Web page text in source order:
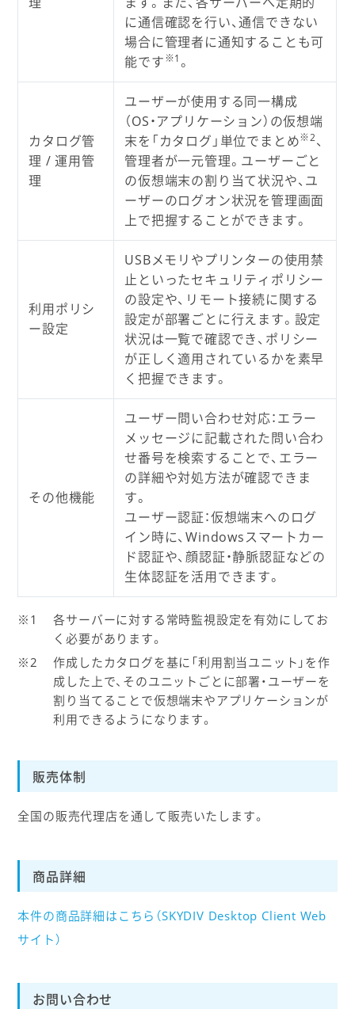
に通信確認を行い、通信できない
場合に管理者に通知することも可
能です※1。
カタログ管
理 / 運用管
理
ユーザーが使用する同一構成
（OS・アプリケーション）の仮想端
末を「カタログ」単位でまとめ※2、
管理者が一元管理。ユーザーごと
の仮想端末の割り当て状況や、ユ
ーザーのログオン状況を管理画面
上で把握することができます。
利用ポリシ
ー設定
USBメモリやプリンターの使用禁
止といったセキュリティポリシー
の設定や、リモート接続に関する
設定が部署ごとに行えます。設定
状況は一覧で確認でき、ポリシー
が正しく適用されているかを素早
く把握できます。
その他機能
ユーザー問い合わせ対応：エラー
メッセージに記載された問い合わ
せ番号を検索することで、エラー
の詳細や対処方法が確認できま
す。
ユーザー認証：仮想端末へのログ
イン時に、Windowsスマートカー
ド認証や、顔認証・静脈認証などの
生体認証を活用できます。
各サーバーに対する常時監視設定を有効にしてお
く必要があります。
作成したカタログを基に「利用割当ユニット」を作
成した上で、そのユニットごとに部署・ユーザーを
割り当てることで仮想端末やアプリケーションが
利用できるようになります。
販売体制
全国の販売代理店を通して販売いたします。
商品詳細
本件の商品詳細はこちら（SKYDIV Desktop Client Web
サイト）
お問い合わせ